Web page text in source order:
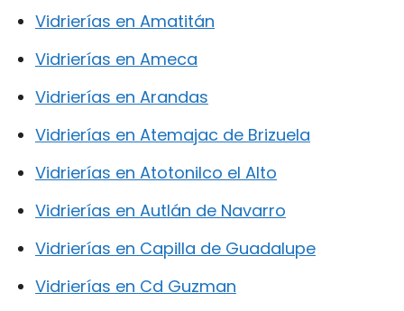
Vidrierías en Amatitán
Vidrierías en Ameca
Vidrierías en Arandas
Vidrierías en Atemajac de Brizuela
Vidrierías en Atotonilco el Alto
Vidrierías en Autlán de Navarro
Vidrierías en Capilla de Guadalupe
Vidrierías en Cd Guzman